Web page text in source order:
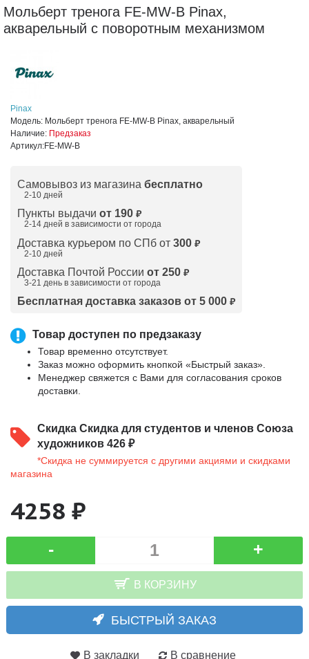
Мольберт тренога FE-MW-B Pinax,
акварельный с поворотным механизмом
Pinax
Модель: Мольберт тренога FE-MW-B Pinax, акварельный
Наличие: Предзаказ
Артикул:FE-MW-B
Самовывоз из магазина бесплатно
2-10 дней
Пункты выдачи от 190 ₽
2-14 дней в зависимости от города
Доставка курьером по СПб от 300 ₽
2-10 дней
Доставка Почтой России от 250 ₽
3-21 день в зависимости от города
Бесплатная доставка заказов от 5 000 ₽
Товар доступен по предзаказу
Товар временно отсутствует.
Заказ можно оформить кнопкой «Быстрый заказ».
Менеджер свяжется с Вами для согласования сроков
доставки.
Скидка Скидка для студентов и членов Союза
художников 426 ₽
*Скидка не суммируется с другими акциями и скидками
магазина
4258 ₽
- +
В КОРЗИНУ
БЫСТРЫЙ ЗАКАЗ
В закладки В сравнение